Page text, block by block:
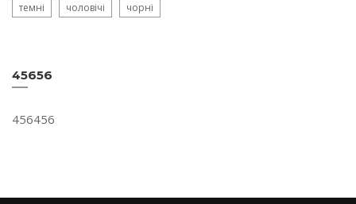
темні чоловічі чорні
45656
456456